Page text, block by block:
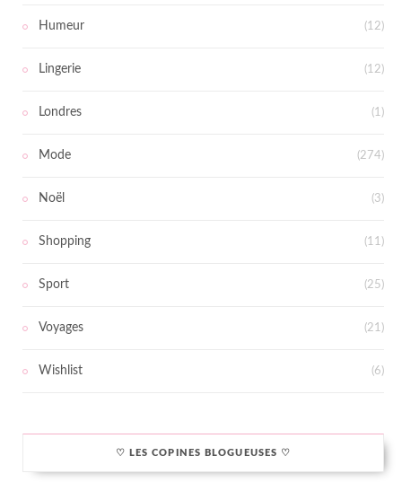
Humeur (12)
Lingerie (12)
Londres (1)
Mode (274)
Noël (3)
Shopping (11)
Sport (25)
Voyages (21)
Wishlist (6)
♡ LES COPINES BLOGUEUSES ♡